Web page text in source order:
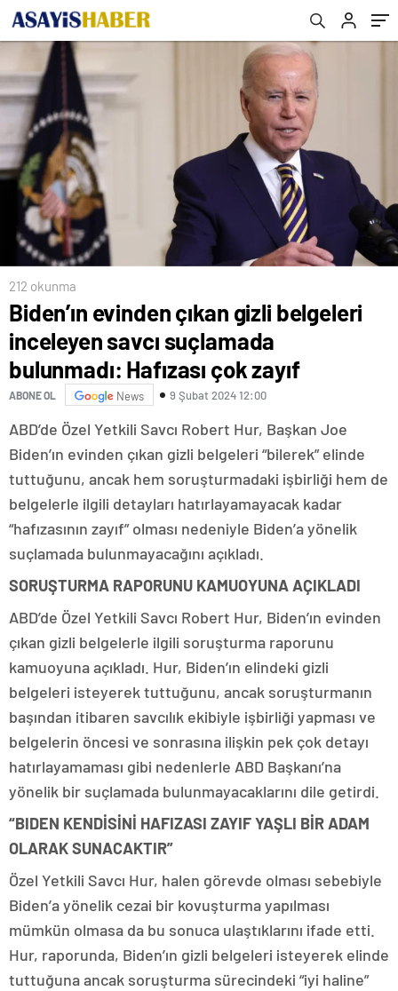
Hafızası çok zayıf
212 okunma
Biden’ın evinden çıkan gizli belgeleri
inceleyen savcı suçlamada
bulunmadı: Hafızası çok zayıf
ABONE OL News 9 Şubat 2024 12:00
ABD’de Özel Yetkili Savcı Robert Hur, Başkan Joe
Biden’ın evinden çıkan gizli belgeleri “bilerek” elinde
tuttuğunu, ancak hem soruşturmadaki işbirliği hem de
belgelerle ilgili detayları hatırlayamayacak kadar
“hafızasının zayıf” olması nedeniyle Biden’a yönelik
suçlamada bulunmayacağını açıkladı.
SORUŞTURMA RAPORUNU KAMUOYUNA AÇIKLADI
ABD’de Özel Yetkili Savcı Robert Hur, Biden’ın evinden
çıkan gizli belgelerle ilgili soruşturma raporunu
kamuoyuna açıkladı. Hur, Biden’ın elindeki gizli
belgeleri isteyerek tuttuğunu, ancak soruşturmanın
başından itibaren savcılık ekibiyle işbirliği yapması ve
belgelerin öncesi ve sonrasına ilişkin pek çok detayı
hatırlayamaması gibi nedenlerle ABD Başkanı’na
yönelik bir suçlamada bulunmayacaklarını dile getirdi.
“BIDEN KENDİSİNİ HAFIZASI ZAYIF YAŞLI BİR ADAM
OLARAK SUNACAKTIR”
Özel Yetkili Savcı Hur, halen görevde olması sebebiyle
Biden’a yönelik cezai bir kovuşturma yapılması
mümkün olmasa da bu sonuca ulaştıklarını ifade etti.
Hur, raporunda, Biden’ın gizli belgeleri isteyerek elinde
tuttuğuna ancak soruşturma sürecindeki “iyi haline”